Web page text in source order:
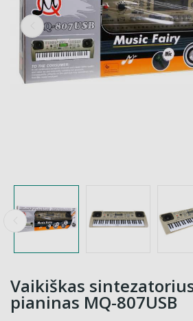
Vaikiškas
pianinas MQ-807USB